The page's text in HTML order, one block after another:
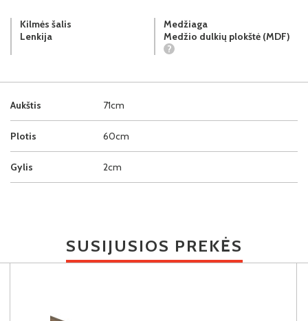
Aukštis 71cm
Plotis 60cm
Gylis 2cm
Kilmės šalis
Lenkija
Medžiaga
Medžio dulkių plokštė (MDF)
?
SUSIJUSIOS PREKĖS